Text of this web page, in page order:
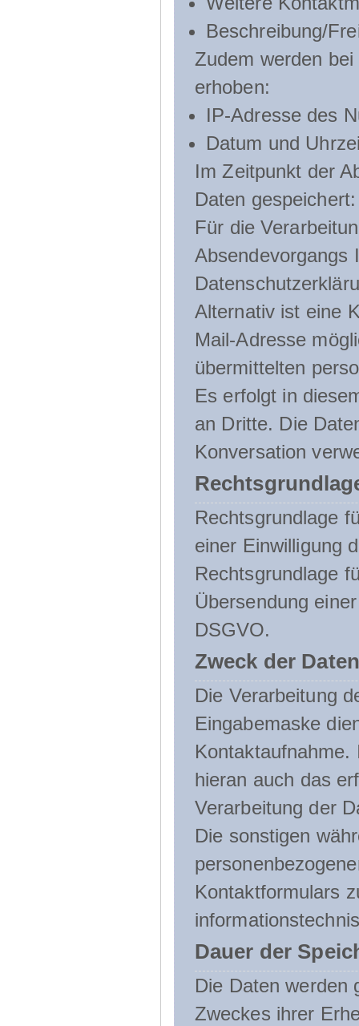
Beschreibung/
Zudem werden
erhoben:
IP-Adresse des
Datum und
Im Zeitpunkt der
Daten gespeichert:
Für die
Absendevorgangs
Alternativ ist eine
Mail-Adresse
übermittelten
Es erfolgt in
an Dritte. Die
Konversation
Rechtsgrundlage
einer Einwilligung
Rechtsgrundlage
Übersendung
DSGVO.
Zweck der
Die Verarbeitung
Eingabemaske
hieran auch das
Verarbeitung der
Die sonstigen
Kontaktformulars
Dauer der
Die Daten werden
Zweckes ihrer